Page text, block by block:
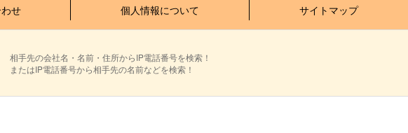
せ 個人情報について サイトマップ
相手先の会社名・名前・住所からIP電話番号を検索！
またはIP電話番号から相手先の名前などを検索！